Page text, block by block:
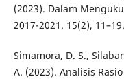
(2023). Dalam
2017-2021. 15(2), 11–19.
Simamora, D. S.,
A. (2023). Analisis